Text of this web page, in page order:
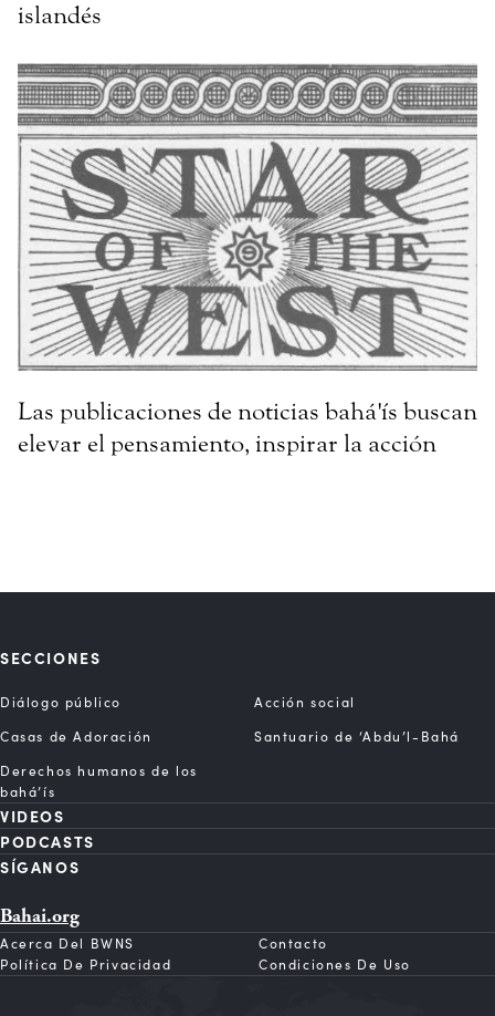
islandés
Las publicaciones de noticias bahá'ís buscan
elevar el pensamiento, inspirar la acción
SECCIONES
Diálogo público
Acción social
Casas de Adoración
Santuario de ‘Abdu’l-Bahá
Derechos humanos de los
bahá’ís
VIDEOS
PODCASTS
SÍGANOS
Bahai.org
Acerca Del BWNS
Contacto
Política De Privacidad
Condiciones De Uso